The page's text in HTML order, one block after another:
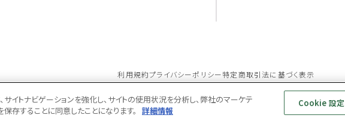
利用規約プライバシーポリシー特定商取引法に基づく表示
© LION HEART ONLINE STORE All Rights Reserved
サイトナビゲーションを強化し、サイトの使用状況を分析し、弊社のマーケテ
存することに同意したことになります。 詳細情報
Cookie 設定